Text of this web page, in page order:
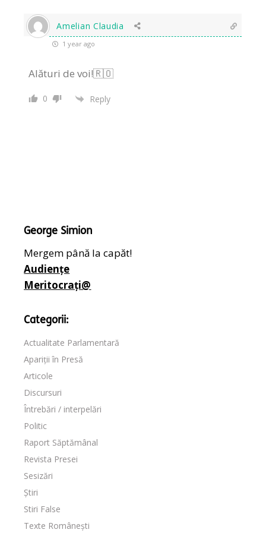
Amelian Claudia
1 year ago
Alături de voi!🇷🇴
0 Reply
George Simion
Mergem până la capăt!
Audiențe
Meritocrați@
Categorii:
Actualitate Parlamentară
Apariții în Presă
Articole
Discursuri
Întrebări / interpelări
Politic
Raport Săptămânal
Revista Presei
Sesizări
Știri
Stiri False
Texte Românești